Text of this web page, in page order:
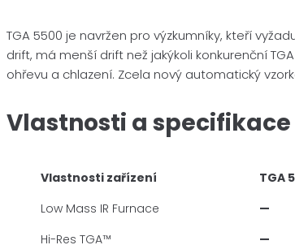
TGA 5500 je navržen pro výzkumníky, kteří
drift, má menší drift než jakýkoli konkurenční
ohřevu a chlazení. Zcela nový automatický
Vlastnosti a specifikace
Vlastnosti zařízení TGA
Low Mass IR Furnace
—
Hi-Res TGA™
—